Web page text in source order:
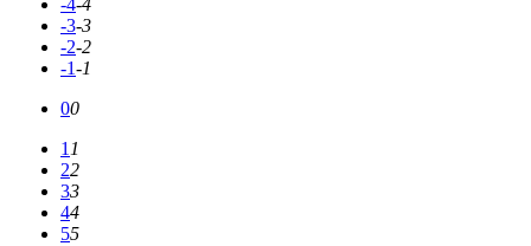
-4-4
-3-3
-2-2
-1-1
00
11
22
33
44
55